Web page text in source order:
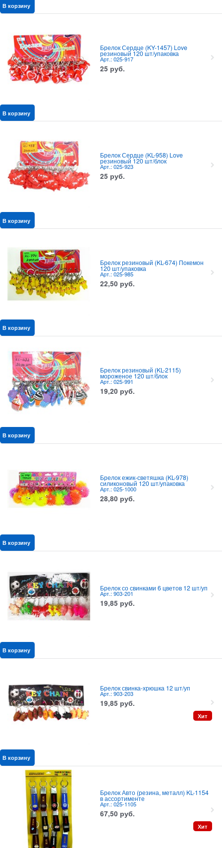
В корзину
Брелок Сердце (KY-1457) Love
резиновый 120 шт/упаковка
Арт.: 025-917
25 руб.
В корзину
Брелок Сердце (KL-958) Love
резиновый 120 шт/блок
Арт.: 025-923
25 руб.
В корзину
Брелок резиновый (KL-674) Покемон
120 шт/упаковка
Арт.: 025-985
22,50 руб.
В корзину
Брелок резиновый (KL-2115)
мороженое 120 шт/блок
Арт.: 025-991
19,20 руб.
В корзину
Брелок ежик-светяшка (KL-978)
силиконовый 120 шт/упаковка
Арт.: 025-1000
28,80 руб.
В корзину
Брелок со свинками 6 цветов 12 шт/уп
Арт.: 903-201
19,85 руб.
В корзину
Брелок свинка-хрюшка 12 шт/уп
Арт.: 903-203
19,85 руб.
Хит
В корзину
Брелок Авто (резина, металл) KL-1154
в ассортименте
Арт.: 025-1105
67,50 руб.
Хит